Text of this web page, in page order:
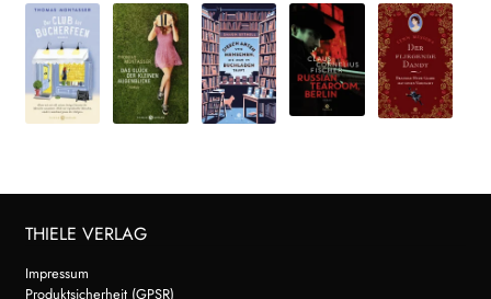
THIELE VERLAG
Impressum
Produktsicherheit (GPSR)